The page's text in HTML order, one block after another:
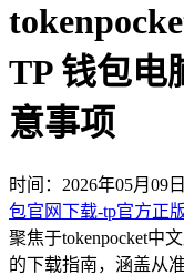
TP 钱包电
意事项
时间：2026年05月09日
包官网下载-tp官方正
聚焦于tokenpocket中
的下载指南，涵盖从